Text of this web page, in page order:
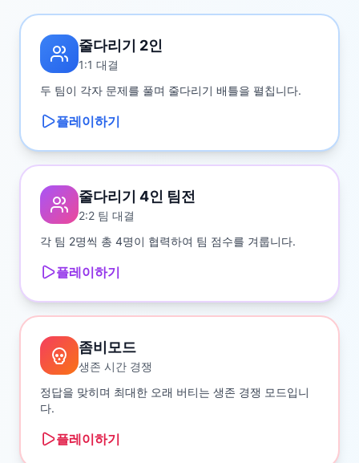
줄다리기 2인
1:1 대결
두 팀이 각자 문제를 풀며 줄다리기 배틀을 펼칩니다.
플레이하기
줄다리기 4인 팀전
2:2 팀 대결
각 팀 2명씩 총 4명이 협력하여 팀 점수를 겨룹니다.
플레이하기
좀비모드
생존 시간 경쟁
정답을 맞히며 최대한 오래 버티는 생존 경쟁 모드입니
다.
플레이하기